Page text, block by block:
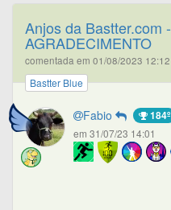
Anjos da Bastter.com -
AGRADECIMENTO
comentada em 01/08/2023 12:12
Bastter Blue
Fabio 184º
em 31/07/23 14:01